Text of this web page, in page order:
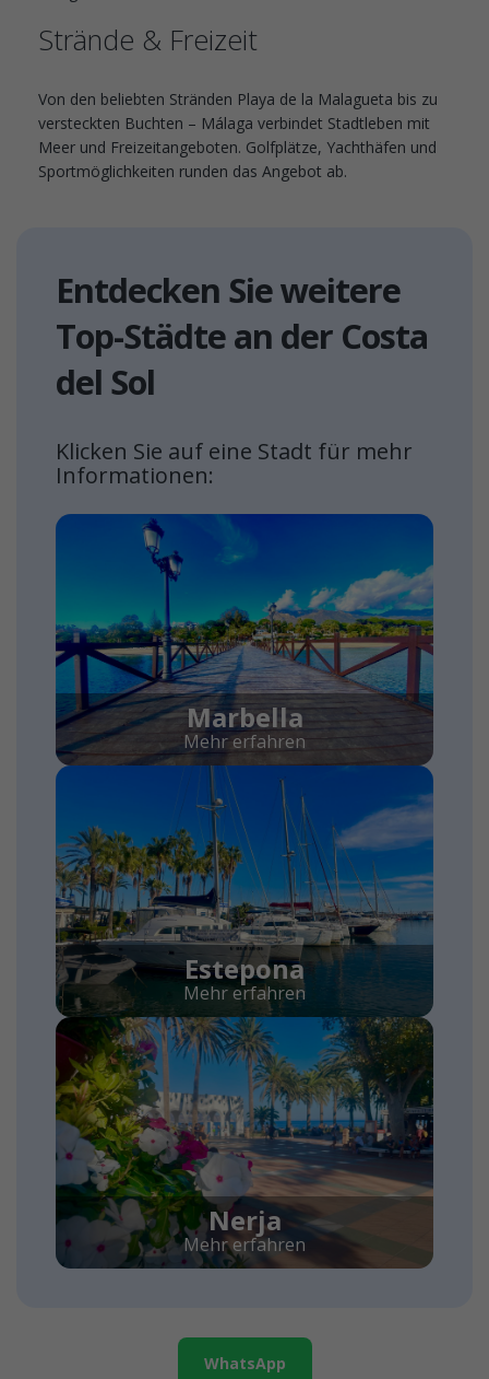
Strände & Freizeit
Von den beliebten Stränden Playa de la Malagueta bis zu
versteckten Buchten – Málaga verbindet Stadtleben mit
Meer und Freizeitangeboten. Golfplätze, Yachthäfen und
Sportmöglichkeiten runden das Angebot ab.
Entdecken Sie weitere
Top-Städte an der Costa
del Sol
Klicken Sie auf eine Stadt für mehr
Informationen:
Marbella
Mehr erfahren
Estepona
Mehr erfahren
Nerja
Mehr erfahren
WhatsApp